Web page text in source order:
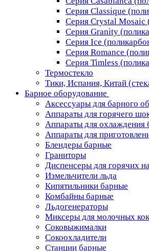
Серия Classique
Серия Crystal Mosaic
Серия Granity
Серия Ice
Серия Romance
Серия Timless
Термостекло
Тики, Испания, Китай
Барное оборудование
Аксессуары для барного
Аппараты для горячего
Аппараты для охлаждения
Аппараты для
Блендеры барные
Граниторы
Диспенсеры для горячих
Измельчители льда
Кипятильники барные
Комбайны барные
Льдогенераторы
Миксеры для молочных
Соковыжималки
Сокоохладители
Станции барные